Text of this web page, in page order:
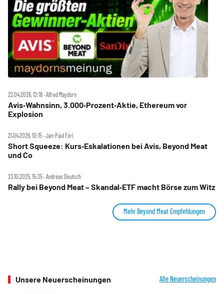
22.04.2026, 12:18 ‧ Alfred Maydorn
Avis‑Wahnsinn, 3.000‑Prozent‑Aktie, Ethereum vor
Explosion
21.04.2026, 10:15 ‧ Jan-Paul Fóri
Short Squeeze: Kurs‑Eskalationen bei Avis, Beyond Meat
und Co
23.10.2025, 15:35 ‧ Andreas Deutsch
Rally bei Beyond Meat – Skandal‑ETF macht Börse zum Witz
Mehr Beyond Meat Empfehlungen
Unsere Neuerscheinungen Alle Neuerscheinungen